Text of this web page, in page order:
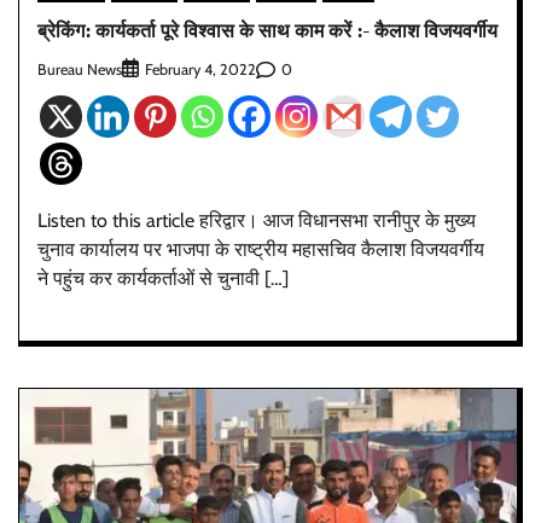
ब्रेकिंग: कार्यकर्ता पूरे विश्वास के साथ काम करें :- कैलाश विजयवर्गीय
Bureau News February 4, 2022 0
Listen to this article हरिद्वार। आज विधानसभा रानीपुर के मुख्य
चुनाव कार्यालय पर भाजपा के राष्ट्रीय महासचिव कैलाश विजयवर्गीय
ने पहुंच कर कार्यकर्ताओं से चुनावी […]